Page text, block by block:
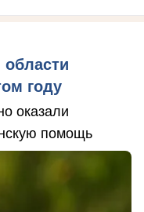
году
оказали
помощь